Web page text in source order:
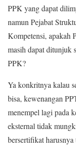
PPK yang dapat
namun Pejabat
Kompetensi, apakah
masih dapat ditunjuk
PPK?
Ya konkritnya kalau
bisa, kewenangan
menempel lagi pada
eksternal tidak
bersertifikat